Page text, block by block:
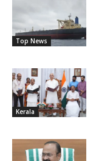
Top News
Kerala